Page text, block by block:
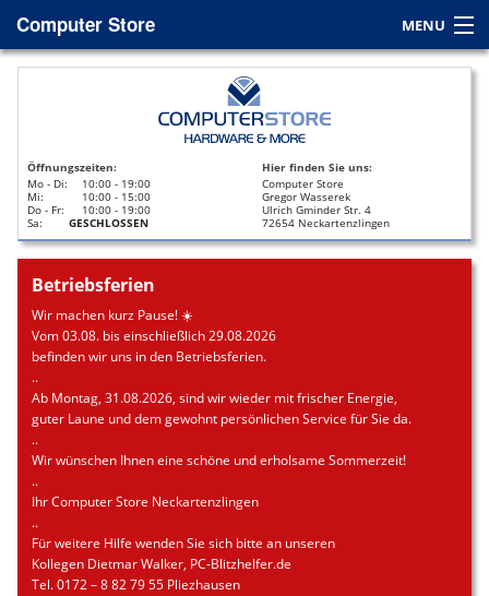
Computer Store MENU
Home
Leasing
Datenrettung
Öffnungszeiten:
Mo - Di:
10:00 - 19:00
Mi:
10:00 - 15:00
Do - Fr:
10:00 - 19:00
Sa:
GESCHLOSSEN
Hier finden Sie uns:
Computer Store
Gregor Wasserek
Ulrich Gminder Str. 4
72654 Neckartenzlingen
Betriebsferien
Wir machen kurz Pause! ☀️
Vom 03.08. bis einschließlich 29.08.2026
befinden wir uns in den Betriebsferien.
..
Ab Montag, 31.08.2026, sind wir wieder mit frischer Energie,
guter Laune und dem gewohnt persönlichen Service für Sie da.
..
Wir wünschen Ihnen eine schöne und erholsame Sommerzeit!
..
Ihr Computer Store Neckartenzlingen
..
Für weitere Hilfe wenden Sie sich bitte an unseren
Kollegen Dietmar Walker, PC-Blitzhelfer.de
Tel. 0172 – 8 82 79 55 Pliezhausen